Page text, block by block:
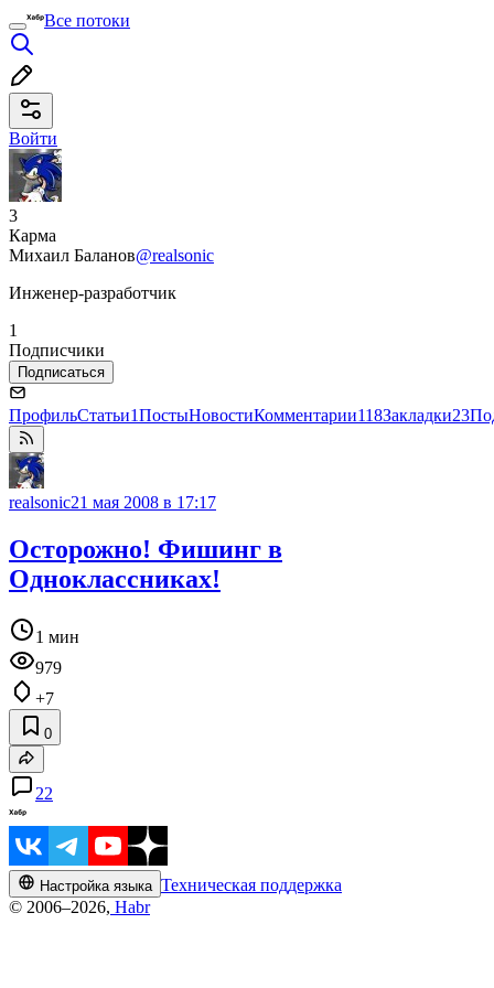
Все потоки
Войти
3
Карма
Михаил Баланов@realsonic
Инженер-разработчик
1
Подписчики
Подписаться
ПрофильСтатьи1ПостыНовостиКомментарии118Закладки23
realsonic21 мая 2008 в 17:17
Осторожно! Фишинг в
Одноклассниках!
1 мин
979
+7
0
22
Настройка языка Техническая поддержка
© 2006–2026, Habr